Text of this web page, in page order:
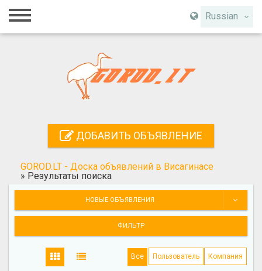
Russian
Главная
Регистрация
Поиск
ДОБАВИТЬ ОБЪЯВЛЕНИЕ
GOROD.LT - Доска объявлений в Висагинасе
» Результаты поиска
НОВЫЕ ОБЪЯВЛЕНИЯ
ФИЛЬТР
Все Пользователь Компания